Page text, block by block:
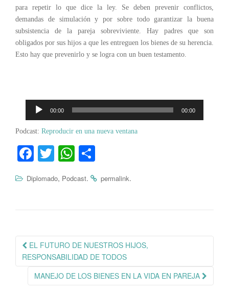
para repetir lo que dice la ley. Se deben prevenir conflictos,
demandas de simulación y por sobre todo garantizar la buena
subsistencia de la pareja sobreviviente. Hay padres que son
obligados por sus hijos a que les entreguen los bienes de su herencia.
Esto hay que prevenirlo y se logra con un buen testamento.
audio
00:00 00:00
Podcast: Reproducir en una nueva ventana
Fa
bo
T
tte
W
ts m
Diplomado, Podcast. permalink.
Navegación
de
publicación
EL FUTURO DE NUESTROS HIJOS,
RESPONSABILIDAD DE TODOS
MANEJO DE LOS BIENES EN LA VIDA EN PAREJA